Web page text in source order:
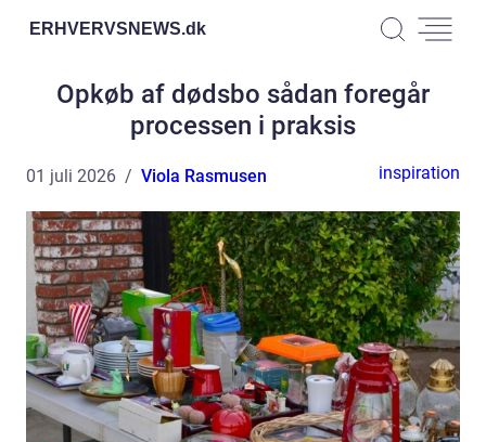
ERHVERVSNEWS.dk
Opkøb af dødsbo sådan foregår
processen i praksis
01 juli 2026 Viola Rasmusen inspiration